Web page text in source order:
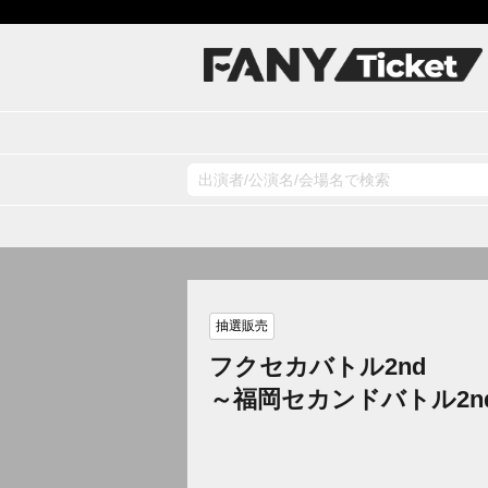
抽選販売
フクセカバトル2nd
～福岡セカンドバトル